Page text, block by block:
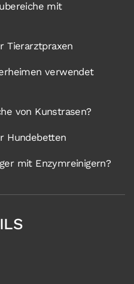
mit
Tierarztpraxen
verwendet
von Kunstrasen?
Hundebetten
mit Enzymreinigern?